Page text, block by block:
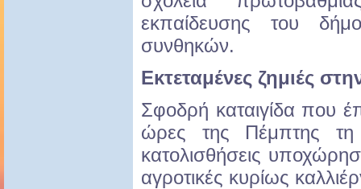
εκπαίδευσης του
συνθηκών.
Εκτεταμένες ζημιές
Σφοδρή καταιγίδα που
ώρες της Πέμπτης τη
κατολισθήσεις
αγροτικές κυρίως